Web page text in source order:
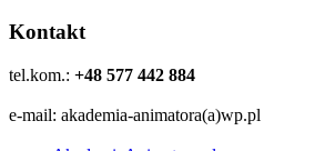
Kontakt
tel.kom.: +48 577 442 884
e-mail: akademia-animatora(a)wp.pl